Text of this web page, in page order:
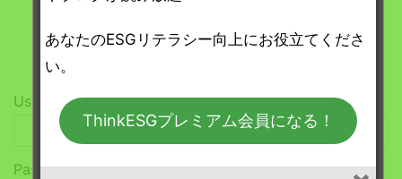
ンしてください。
Username or E-mail
Password
あなたのESGリテラシー向上にお役立てくださ
い。
ThinkESGプレミアム会員になる！